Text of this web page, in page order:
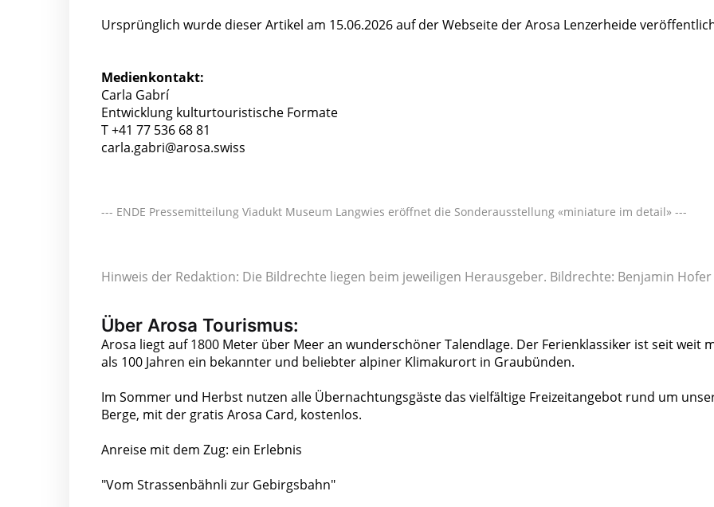
Ursprünglich wurde dieser Artikel am 15.06.2026 auf der Webseite der Arosa Lenzerheide
Medienkontakt:
Carla Gabrí
Entwicklung kulturtouristische Formate
T +41 77 536 68 81
carla.gabri@arosa.swiss
--- ENDE Pressemitteilung Viadukt Museum Langwies eröffnet die Sonderausstellung «miniature im detail» ---
Hinweis der Redaktion: Die Bildrechte liegen beim jeweiligen Herausgeber. Bildrechte: Benjamin Hofer
Über Arosa Tourismus:
Arosa liegt auf 1800 Meter über Meer an wunderschöner Talendlage. Der Ferienklassiker ist seit weit
als 100 Jahren ein bekannter und beliebter alpiner Klimakurort in Graubünden.
Im Sommer und Herbst nutzen alle Übernachtungsgäste das vielfältige Freizeitangebot rund um
Berge, mit der gratis Arosa Card, kostenlos.
Anreise mit dem Zug: ein Erlebnis
"Vom Strassenbähnli zur Gebirgsbahn"